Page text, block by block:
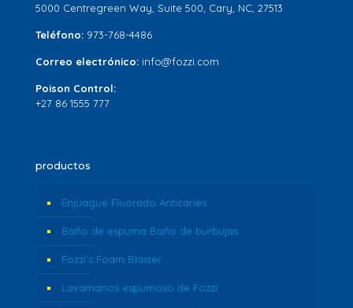
5000 Centregreen Way, Suite 500, Cary, NC, 27513
Teléfono: 973-768-4486
Correo electrónico: info@fozzi.com
Poison Control:
+27 86 1555 777
productos
Enjuague Fluorado Anticaries
Baño de espuma Baño de burbujas
Fozzi’s Foam Blaster
Lavamanos espumoso de Fozzi